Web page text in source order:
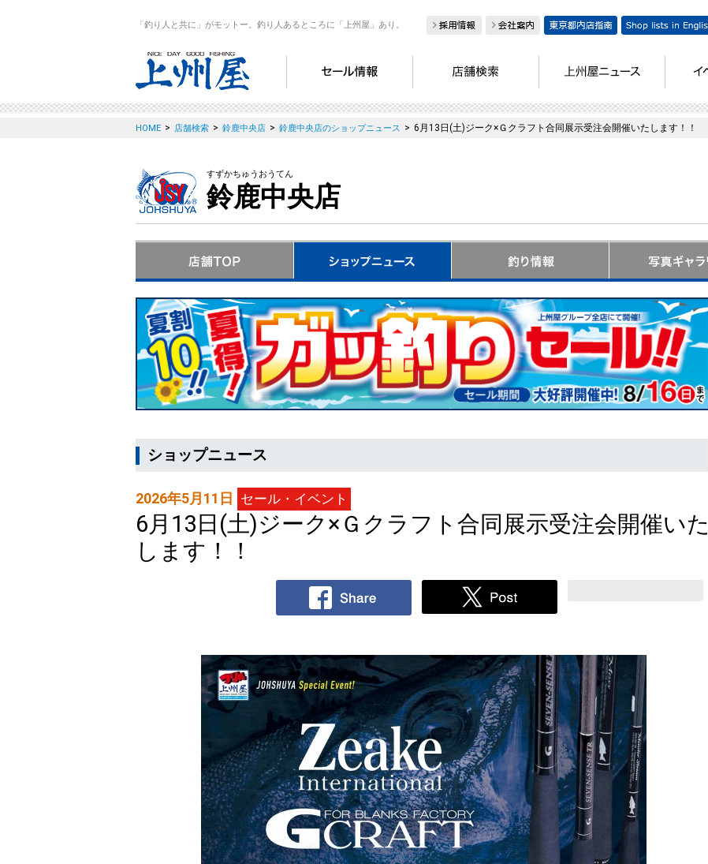
「釣り人と共に」がモットー。釣り人あるところに「上州屋」あり。
HOME > 店舗検索 > 鈴鹿中央店 > 鈴鹿中央店のショップニュース > 6月13日(土)ジーク×Ｇクラフト合同展示受注会開催いたします！！
すずかちゅうおうてん
鈴鹿中央店
ショップニュース
2026年5月11日 セール・イベント
6月13日(土)ジーク×Ｇクラフト合同展示受注会開催いた
します！！